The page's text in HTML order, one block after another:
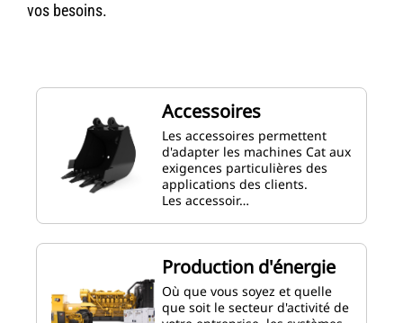
vos besoins.
Accessoires
Les accessoires permettent
d'adapter les machines Cat aux
exigences particulières des
applications des clients.
Les accessoir…
Production d'énergie
Où que vous soyez et quelle
que soit le secteur d'activité de